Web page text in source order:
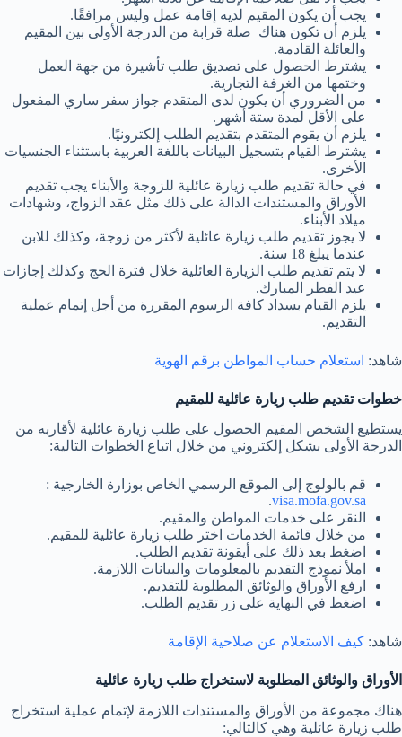
يجب أن يكون المقيم لديه إقامة عمل وليس مرافقًا.
يلزم أن تكون هناك صلة قرابة من الدرجة الأولى بين المقيم
والعائلة القادمة.
يشترط الحصول على تصديق طلب تأشيرة من جهة العمل
وختمها من الغرفة التجارية.
من الضروري أن يكون لدى المتقدم جواز سفر ساري المفعول
على الأقل لمدة ستة أشهر.
يلزم أن يقوم المتقدم بتقديم الطلب إلكترونيًا.
يشترط القيام بتسجيل البيانات باللغة العربية باستثناء الجنسيات
الأخرى.
في حالة تقديم طلب زيارة عائلية للزوجة والأبناء يجب تقديم
الأوراق والمستندات الدالة على ذلك مثل عقد الزواج، وشهادات
ميلاد الأبناء.
لا يجوز تقديم طلب زيارة عائلية لأكثر من زوجة، وكذلك للابن
عندما يبلغ 18 سنة.
لا يتم تقديم طلب الزيارة العائلية خلال فترة الحج وكذلك إجازات
عيد الفطر المبارك.
يلزم القيام بسداد كافة الرسوم المقررة من أجل إتمام عملية
التقديم.
شاهد: استعلام حساب المواطن برقم الهوية
خطوات تقديم طلب زيارة عائلية للمقيم
يستطيع الشخص المقيم الحصول على طلب زيارة عائلية لأقاربه من
الدرجة الأولى بشكل إلكتروني من خلال اتباع الخطوات التالية:
قم بالولوج إلى الموقع الرسمي الخاص بوزارة الخارجية :
visa.mofa.gov.sa
.
النقر على خدمات المواطن والمقيم.
من خلال قائمة الخدمات اختر طلب زيارة عائلية للمقيم.
اضغط بعد ذلك على أيقونة تقديم الطلب.
املأ نموذج التقديم بالمعلومات والبيانات اللازمة.
ارفع الأوراق والوثائق المطلوبة للتقديم.
اضغط في النهاية على زر تقديم الطلب.
شاهد: كيف الاستعلام عن صلاحية الإقامة
الأوراق والوثائق المطلوبة لاستخراج طلب زيارة عائلية
هناك مجموعة من الأوراق والمستندات اللازمة لإتمام عملية استخراج
طلب زيارة عائلية وهي كالتالي: